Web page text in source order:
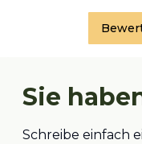
Sie
Schreibe einfach